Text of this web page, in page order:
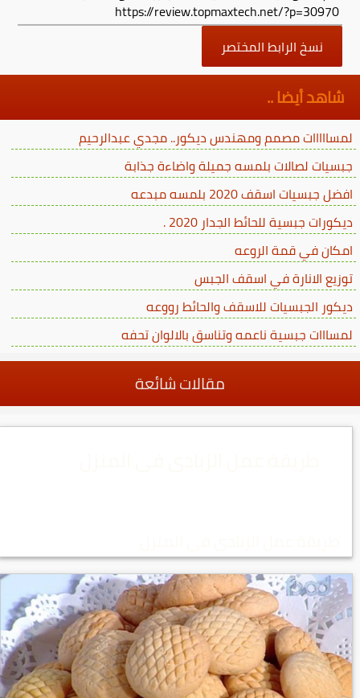
https://review.topmaxtech.net/?p=30970
نسخ الرابط المختصر
شاهد أيضا ..
لمسااااات مصمم ومهندس ديكور.. مجدي عبدالرحيم
جبسيات لصالات بلمسه جميلة واضاءة جذابة
افضل جبسيات اسقف 2020 بلمسه مبدعه
ديكورات جبسية للحائط الجدار 2020 .
امكان في قمة الروعه
توزيع الانارة في اسقف الجبس
ديكور الجبسيات للاسقف والحائط رووعه
لمسااات جبسية ناعمه وتناسق بالالوان تحفه
مقالات شائعة